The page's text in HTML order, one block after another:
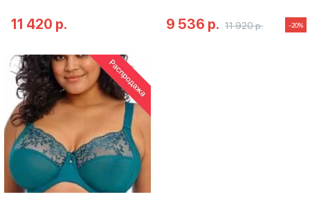
11 420 р. 9 536 р. 11 920 р. -20%